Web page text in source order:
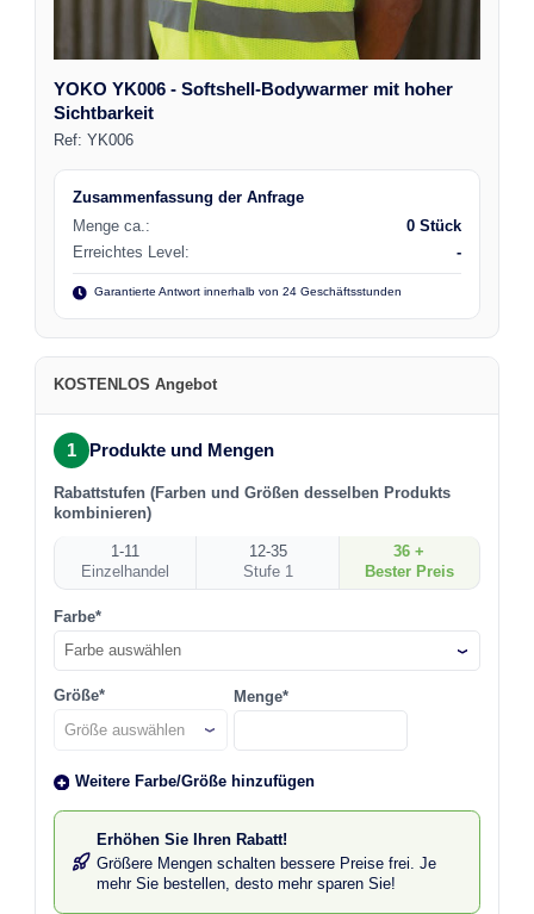
YOKO YK006 - Softshell-Bodywarmer mit hoher
Sichtbarkeit
Ref:YK006
Zusammenfassung der Anfrage
Menge ca.:
0 Stück
Erreichtes Level:
-
Garantierte Antwort innerhalb von 24 Geschäftsstunden
KOSTENLOS Angebot
1 Produkte und Mengen
Rabattstufen (Farben und Größen desselben Produkts
kombinieren)
1-11
Einzelhandel
12-35
Stufe 1
36 +
Bester Preis
Farbe*
Farbe auswählen
Größe* Menge*
Weitere Farbe/Größe hinzufügen
Erhöhen Sie Ihren Rabatt!
Größere Mengen schalten bessere Preise frei. Je
mehr Sie bestellen, desto mehr sparen Sie!